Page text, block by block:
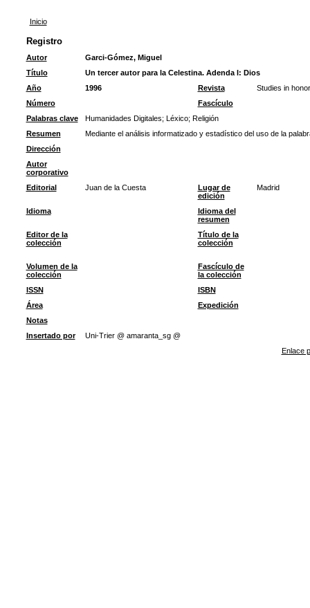
Inicio
Registro
Autor
Garci-Gómez, Miguel
Título
Un tercer autor para la Celestina. Adenda I: Dios
Año
1996 Revista
Studies in
Número
Fascículo
Palabras clave
Humanidades Digitales; Léxico; Religión
Resumen
Mediante el análisis informatizado y estadístico del uso de la
Dirección
Autor
corporativo
Editorial
Juan de la Cuesta
Lugar de
edición
Madrid
Idioma
Idioma del
resumen
Editor de la
colección
Título de la
colección
Volumen de la
colección
Fascículo de
la colección
ISSN
ISBN
Área
Expedición
Notas
Insertado por
Uni-Trier @ amaranta_sg @
Enlace